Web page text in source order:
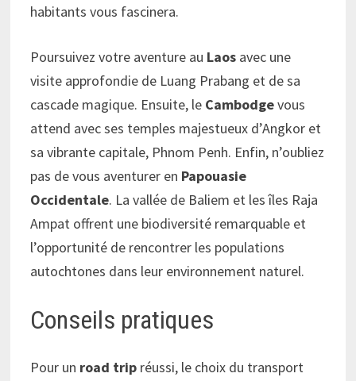
habitants vous fascinera.
Poursuivez votre aventure au Laos avec une
visite approfondie de Luang Prabang et de sa
cascade magique. Ensuite, le Cambodgevous
attend avec ses temples majestueux d’Angkor et
sa vibrante capitale, Phnom Penh. Enfin, n’oubliez
pas de vous aventurer en Papouasie
Occidentale. La vallée de Baliem et les îles Raja
Ampat offrent une biodiversité remarquable et
l’opportunité de rencontrer les populations
autochtones dans leur environnement naturel.
Conseils pratiques
Pour un road trip réussi, le choix du transport